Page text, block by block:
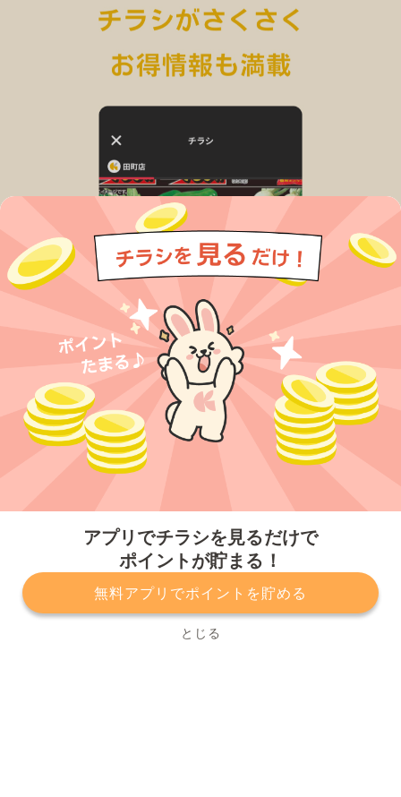
アプリでチラシを見るだけで
ポイントが貯まる！
無料アプリでポイントを貯める
とじる
プライバシーポリシー 利用規約
運営会社
サービスに関してのお問い合わせ